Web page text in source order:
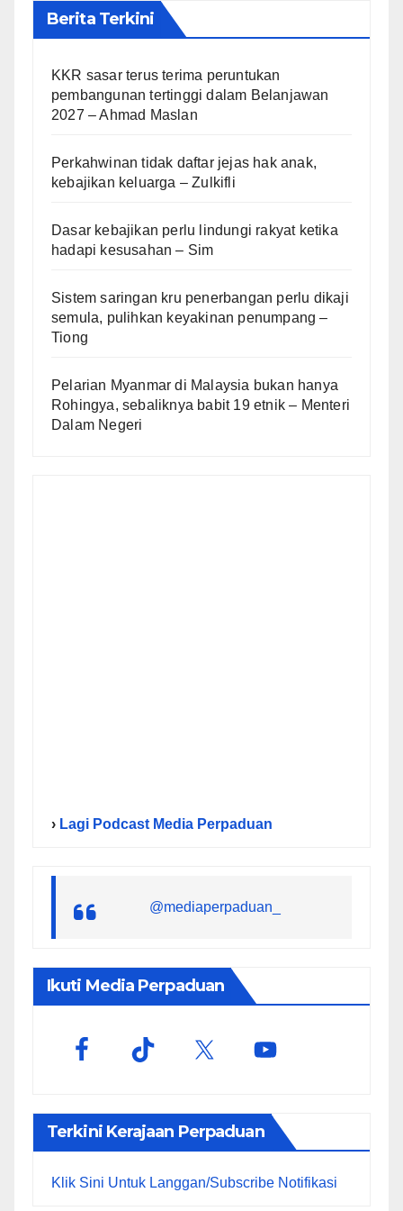
Berita Terkini
KKR sasar terus terima peruntukan
pembangunan tertinggi dalam Belanjawan
2027 – Ahmad Maslan
Perkahwinan tidak daftar jejas hak anak,
kebajikan keluarga – Zulkifli
Dasar kebajikan perlu lindungi rakyat ketika
hadapi kesusahan – Sim
Sistem saringan kru penerbangan perlu dikaji
semula, pulihkan keyakinan penumpang –
Tiong
Pelarian Myanmar di Malaysia bukan hanya
Rohingya, sebaliknya babit 19 etnik – Menteri
Dalam Negeri
› Lagi Podcast Media Perpaduan
@mediaperpaduan_
Ikuti Media Perpaduan
Terkini Kerajaan Perpaduan
Klik Sini Untuk Langgan/Subscribe Notifikasi